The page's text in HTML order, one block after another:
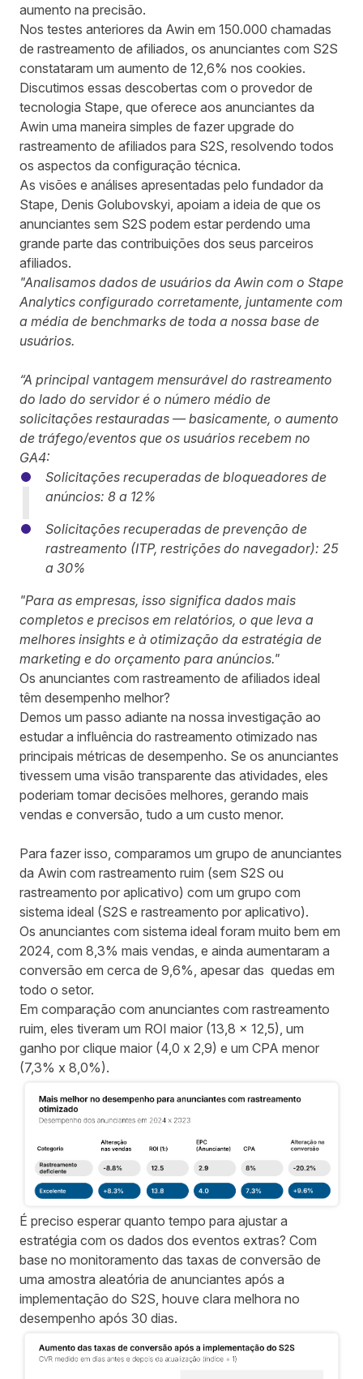
aumento na precisão.
Nos testes anteriores da Awin em 150.000 chamadas
de rastreamento de afiliados, os anunciantes com S2S
constataram um aumento de 12,6% nos cookies.
Discutimos essas descobertas com o provedor de
tecnologia Stape, que oferece aos anunciantes da
Awin uma maneira simples de fazer upgrade do
rastreamento de afiliados para S2S, resolvendo todos
os aspectos da configuração técnica.
As visões e análises apresentadas pelo fundador da
Stape, Denis Golubovskyi, apoiam a ideia de que os
anunciantes sem S2S podem estar perdendo uma
grande parte das contribuições dos seus parceiros
afiliados.
"Analisamos dados de usuários da Awin com o Stape
Analytics configurado corretamente, juntamente com
a média de benchmarks de toda a nossa base de
usuários.
“A principal vantagem mensurável do rastreamento
do lado do servidor é o número médio de
solicitações restauradas — basicamente, o aumento
de tráfego/eventos que os usuários recebem no
GA4:
Solicitações recuperadas de bloqueadores de
anúncios: 8 a 12%
Solicitações recuperadas de prevenção de
rastreamento (ITP, restrições do navegador): 25
a 30%
"Para as empresas, isso significa dados mais
completos e precisos em relatórios, o que leva a
melhores insights e à otimização da estratégia de
marketing e do orçamento para anúncios."
Os anunciantes com rastreamento de afiliados ideal
têm desempenho melhor?
Demos um passo adiante na nossa investigação ao
estudar a influência do rastreamento otimizado nas
principais métricas de desempenho. Se os anunciantes
tivessem uma visão transparente das atividades, eles
poderiam tomar decisões melhores, gerando mais
vendas e conversão, tudo a um custo menor.
Para fazer isso, comparamos um grupo de anunciantes
da Awin com rastreamento ruim (sem S2S ou
rastreamento por aplicativo) com um grupo com
sistema ideal (S2S e rastreamento por aplicativo).
Os anunciantes com sistema ideal foram muito bem em
2024, com 8,3% mais vendas, e ainda aumentaram a
conversão em cerca de 9,6%, apesar das quedas em
todo o setor.
Em comparação com anunciantes com rastreamento
ruim, eles tiveram um ROI maior (13,8 x 12,5), um
ganho por clique maior (4,0 x 2,9) e um CPA menor
(7,3% x 8,0%).
É preciso esperar quanto tempo para ajustar a
estratégia com os dados dos eventos extras? Com
base no monitoramento das taxas de conversão de
uma amostra aleatória de anunciantes após a
implementação do S2S, houve clara melhora no
desempenho após 30 dias.